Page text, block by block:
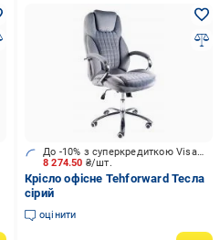
8 274.50 ₴/шт.
До -10% з суперкредиткою Visa Вигода
Крісло офісне Tehforward Тесла
сірий
оцінити